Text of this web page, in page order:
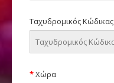
Ταχυδρομικός Κώδικας
Χώρα